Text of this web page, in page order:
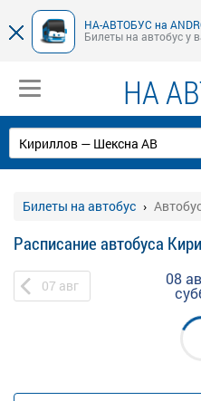
НА-АВТОБУС на
Билеты на автобус у
НА
Билеты на автобус
Расписание автобуса
07 авг 08